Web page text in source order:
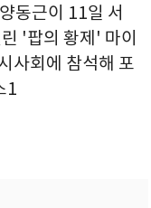
동근이 11일 서
'팝의 황제' 마이
사회에 참석해 포
1